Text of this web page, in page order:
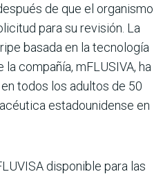
de que el organismo
para su revisión. La
basada en la tecnología
compañía, mFLUSIVA, ha
todos los adultos de 50
estadounidense en
disponible para las